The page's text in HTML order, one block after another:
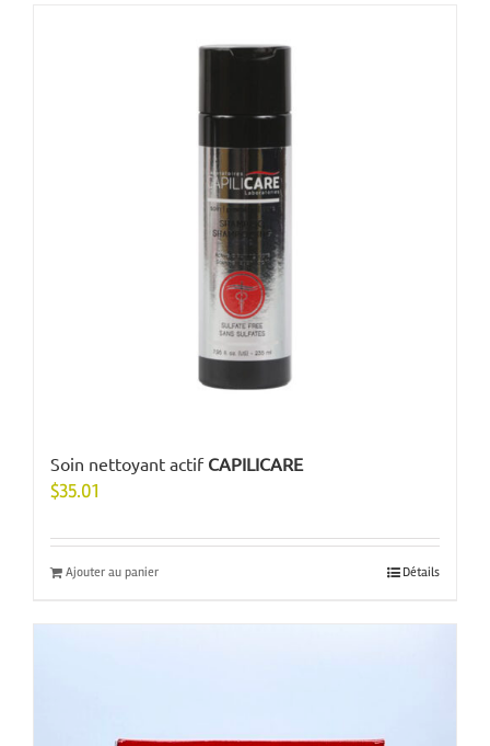
Soin nettoyant actif CAPILICARE
$35.01
Ajouter au panier Détails